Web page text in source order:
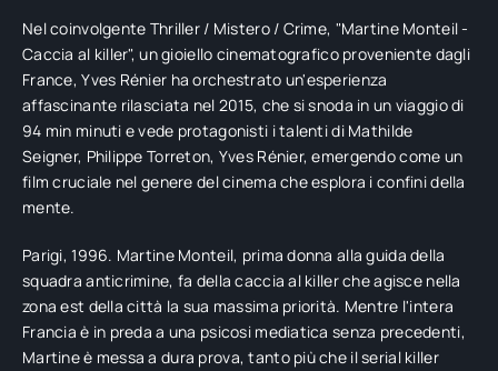
Nel coinvolgente Thriller / Mistero / Crime, "Martine Monteil -
Caccia al killer", un gioiello cinematografico proveniente dagli
France, Yves Rénier ha orchestrato un'esperienza
affascinante rilasciata nel 2015, che si snoda in un viaggio di
94 min minuti e vede protagonisti i talenti di Mathilde
Seigner, Philippe Torreton, Yves Rénier, emergendo come un
film cruciale nel genere del cinema che esplora i confini della
mente.
Parigi, 1996. Martine Monteil, prima donna alla guida della
squadra anticrimine, fa della caccia al killer che agisce nella
zona est della città la sua massima priorità. Mentre l'intera
Francia è in preda a una psicosi mediatica senza precedenti,
Martine è messa a dura prova, tanto più che il serial killer